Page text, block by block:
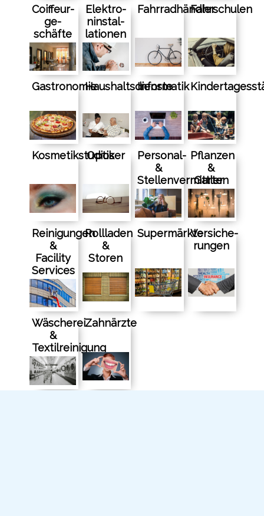
Coiffeur­
ge­
schäfte
Elektro­
n­in­stal­
la­tionen
FahrradhändlerFahrschulen
GastronomieHaushaltsdienste
Informatik
Kosmetikstudios
Optiker
Personal-
&
Stellenvermittler
Pflanzen
&
Garten
Reinigungen
&
Facility
Services
Rollladen
&
Storen
SupermärkteVersiche­
rungen
Wäscherei
&
Textilreinigung
Zahnärzte